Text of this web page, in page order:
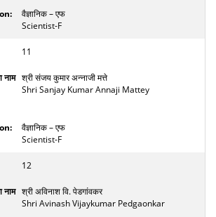
वैज्ञानिक – एफ
Scientist-F
11
श्री संजय कुमार अन्नाजी मत्ते
Shri Sanjay Kumar Annaji Mattey
वैज्ञानिक – एफ
Scientist-F
12
श्री अविनाश वि. पेडगांवकर
Shri Avinash Vijaykumar Pedgaonkar